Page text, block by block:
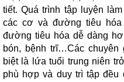
tiết. Quá trình tập luyện
các cơ và đường tiêu
đường tiêu hóa dễ dàng
bón, bệnh trĩ…Các
biệt là lứa tuổi trung niên
phù hợp và duy trì tập đều